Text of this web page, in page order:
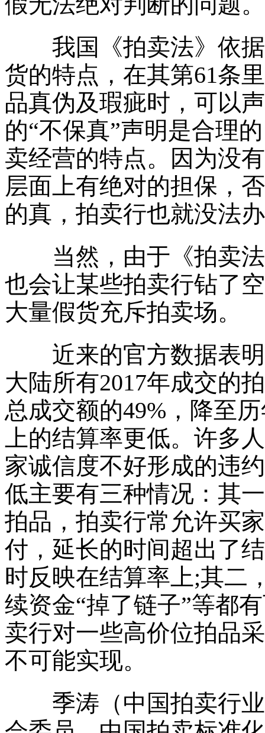
我国《拍卖法》依据
货的特点，在其第61条
品真伪及瑕疵时，可以
的“不保真”声明是合理
卖经营的特点。因为没
层面上有绝对的担保，
的真，拍卖行也就没法
当然，由于《拍卖法
也会让某些拍卖行钻了
大量假货充斥拍卖场。
近来的官方数据表明
大陆所有2017年成交的
总成交额的49%，降至
上的结算率更低。许多
家诚信度不好形成的违
低主要有三种情况：其
拍品，拍卖行常允许买
付，延长的时间超出了
时反映在结算率上;其二
续资金“掉了链子”等都
卖行对一些高价位拍品
不可能实现。
季涛（中国拍卖行业